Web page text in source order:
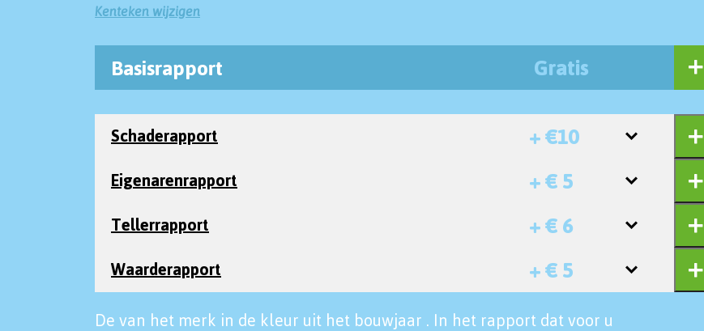
Kenteken wijzigen
Basisrapport Gratis
Schaderapport + €10
Eigenarenrapport + € 5
Tellerrapport + € 6
Waarderapport + € 5
De van het merk in de kleur uit het bouwjaar . In het rapport dat voor u